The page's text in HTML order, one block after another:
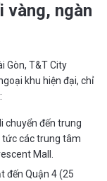
vàng, ngàn
Gòn, T&T City
khu hiện đại, chỉ
chuyển đến trung
tức các trung tâm
Mall.
đến Quận 4 (25